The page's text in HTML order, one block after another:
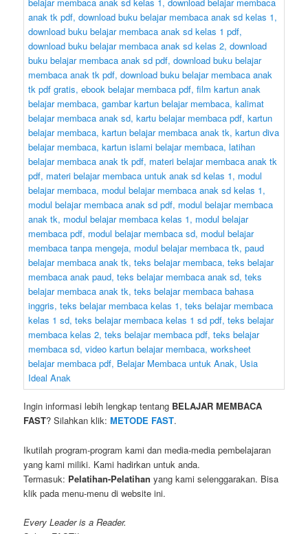
Ingin informasi lebih lengkap tentang BELAJAR MEMBACA
FAST? Silahkan klik:METODE FAST.
Ikutilah program-program kami dan media-media pembelajaran
yang kami miliki. Kami hadirkan untuk anda.
Termasuk: Pelatihan-Pelatihan yang kami selenggarakan. Bisa
klik pada menu-menu di website ini.
Every Leader is a Reader.